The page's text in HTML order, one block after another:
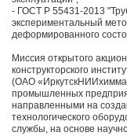
- ГОСТ Р 55431-2013
экспериментальный
деформированного
Миссия открытого
конструкторского
(ОАО
промышленных
направленными на
технологического
службы, на основе